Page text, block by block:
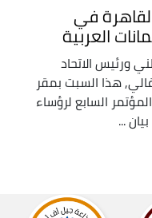
في
العربية
الاتحاد
هذا السبت بمقر
السابع لرؤساء
...